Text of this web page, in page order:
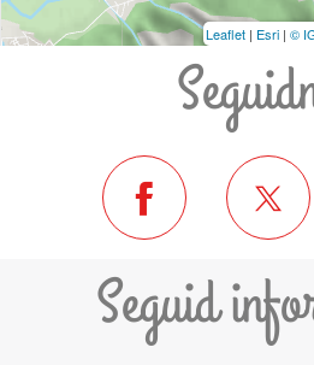
Leaflet | Esri | ©
Seguid